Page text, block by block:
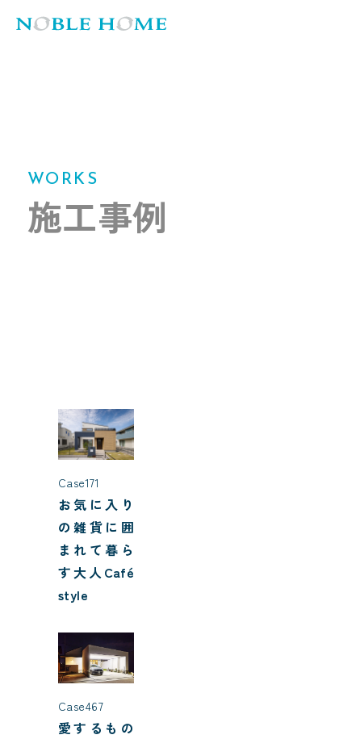
WORKS
施工事例
Case171
お気に入り
の雑貨に囲
まれて暮ら
す大人Café
style
Case467
愛するもの